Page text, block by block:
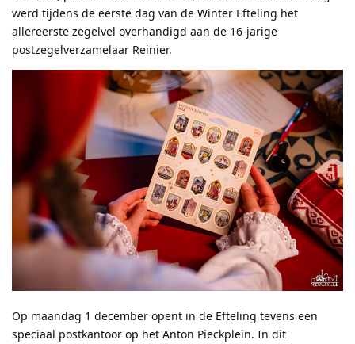
werd tijdens de eerste dag van de Winter Efteling het
allereerste zegelvel overhandigd aan de 16-jarige
postzegelverzamelaar Reinier.
Op maandag 1 december opent in de Efteling tevens een
speciaal postkantoor op het Anton Pieckplein. In dit